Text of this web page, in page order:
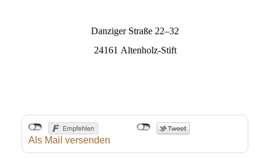
Danziger Straße 22–32
24161 Altenholz-Stift
Als Mail versenden